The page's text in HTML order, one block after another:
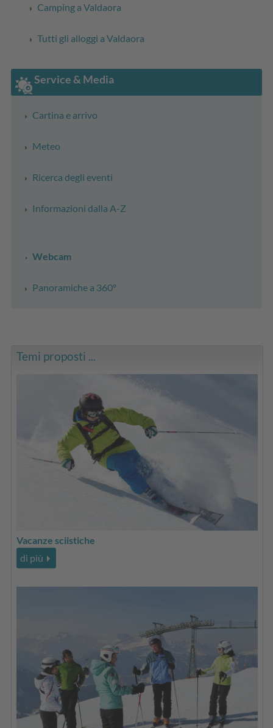
Camping a Valdaora
Tutti gli alloggi a Valdaora
Service & Media
Cartina e arrivo
Meteo
Ricerca degli eventi
Informazioni dalla A-Z
Webcam
Panoramiche a 360°
Temi proposti ...
Vacanze sciistiche
di più